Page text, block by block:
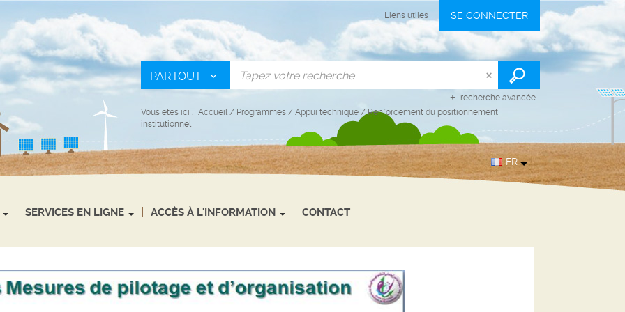
Liens utiles SE CONNECTER
PARTOUT
recherche avancée
Vous êtes ici : Accueil / Programmes / Appui technique /Renforcement du positionnement
institutionnel
FR
SERVICES EN LIGNE ACCÈS À L'INFORMATION CONTACT